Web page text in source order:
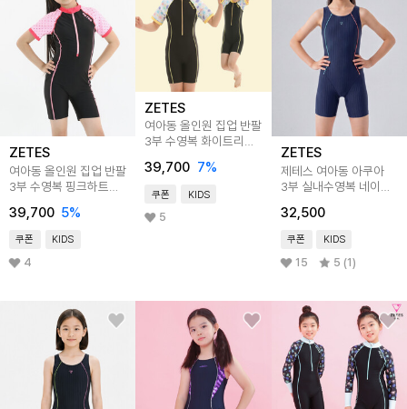
ZETES
여아동 올인원 집업 반팔
3부 수영복 핑크하트
39,700 5%
쿠폰 KIDS
4
ZETES
여아동 올인원 집업 반팔
3부 수영복 화이트리프
39,700 7%
쿠폰 KIDS
5
ZETES
제테스 여아동 아쿠아
3부 실내수영복 네이비
32,500
쿠폰 KIDS
15 5 (1)